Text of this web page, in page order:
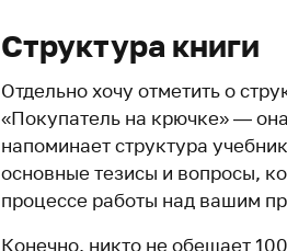
Структура книги
Отдельно хочу отметить о
«Покупатель на крючке» —
напоминает структура
основные тезисы и вопросы,
процессе работы над вашим
Конечно, никто не обещает